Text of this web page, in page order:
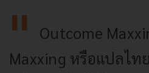
Outcome
Maxxing หรือแปลไท